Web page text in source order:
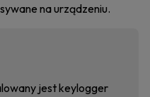
na urządzeniu.
jest keylogger